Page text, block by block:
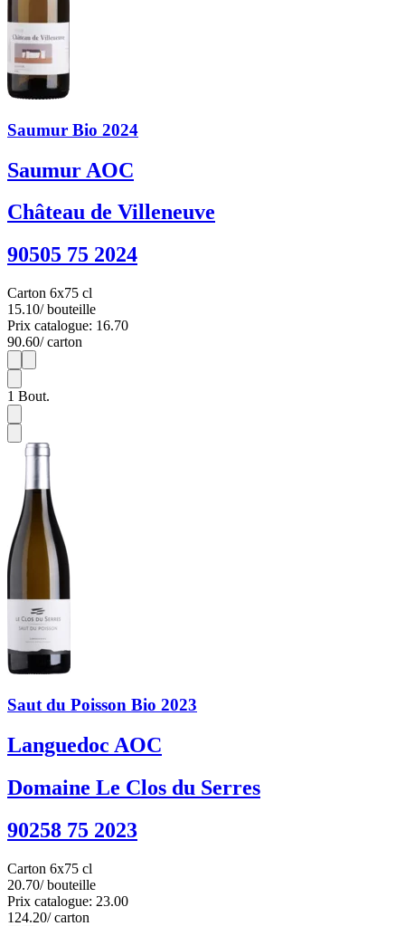
Saumur Bio 2024
Saumur AOC
Château de Villeneuve
90505 75 2024
Carton 6x75 cl
15.10/ bouteille
Prix catalogue: 16.70
90.60/ carton
1
1 Bout.
Saut du Poisson Bio 2023
Languedoc AOC
Domaine Le Clos du Serres
90258 75 2023
Carton 6x75 cl
20.70/ bouteille
Prix catalogue: 23.00
124.20/ carton